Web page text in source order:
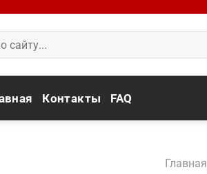
Контакты FAQ
Главная